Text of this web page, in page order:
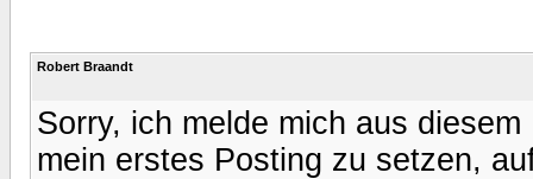
Robert Braandt
Sorry, ich melde mich aus
mein erstes Posting zu setzen,